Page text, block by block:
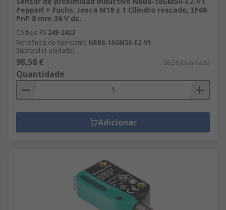
Pepperl + Fuchs, rosca M18 x 1 Cilindro roscado, IP68
PnP 8 mm 36 V dc,
Código RS 249-2423
Referência do fabricante NBB8-18GM50-E2-V1
Subtotal (1 unidade)
98,58 € 98,58 €/unidade
Quantidade
Adicionar